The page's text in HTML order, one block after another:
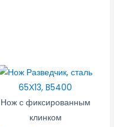
Нож с фиксированным
клинком